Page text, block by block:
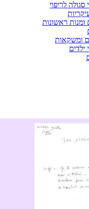
סגולה לריפוי
ומנות ראשונות
ומשקאות
ילדים